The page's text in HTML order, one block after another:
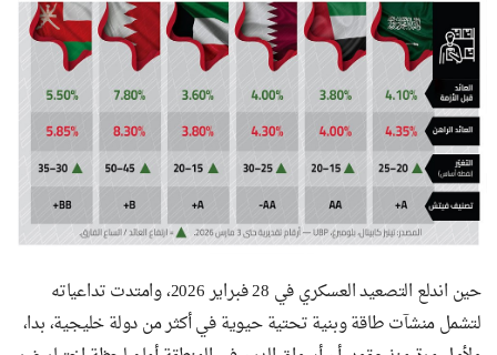
حين اندلع التصعيد العسكري في 28 فبراير 2026، وامتدت تداعياته
لتشمل منشآت طاقة وبنية تحتية حيوية في أكثر من دولة خليجية، بدا،